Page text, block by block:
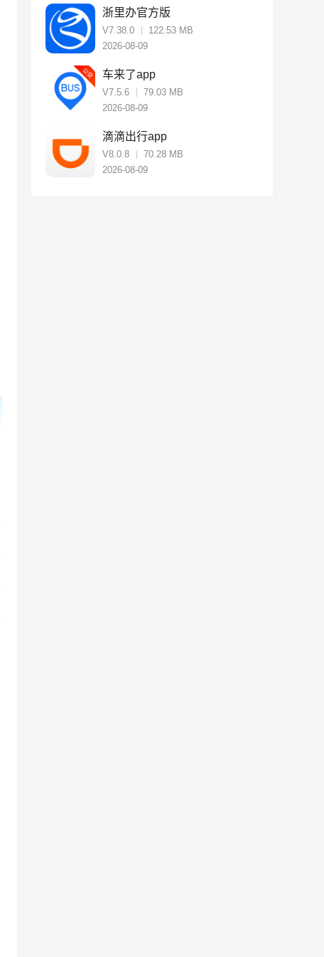
浙里办官方版
V7.38.0
122.53 MB
2026-08-09
车来了app
V7.5.6
79.03 MB
2026-08-09
滴滴出行app
V8.0.8
70.28 MB
2026-08-09